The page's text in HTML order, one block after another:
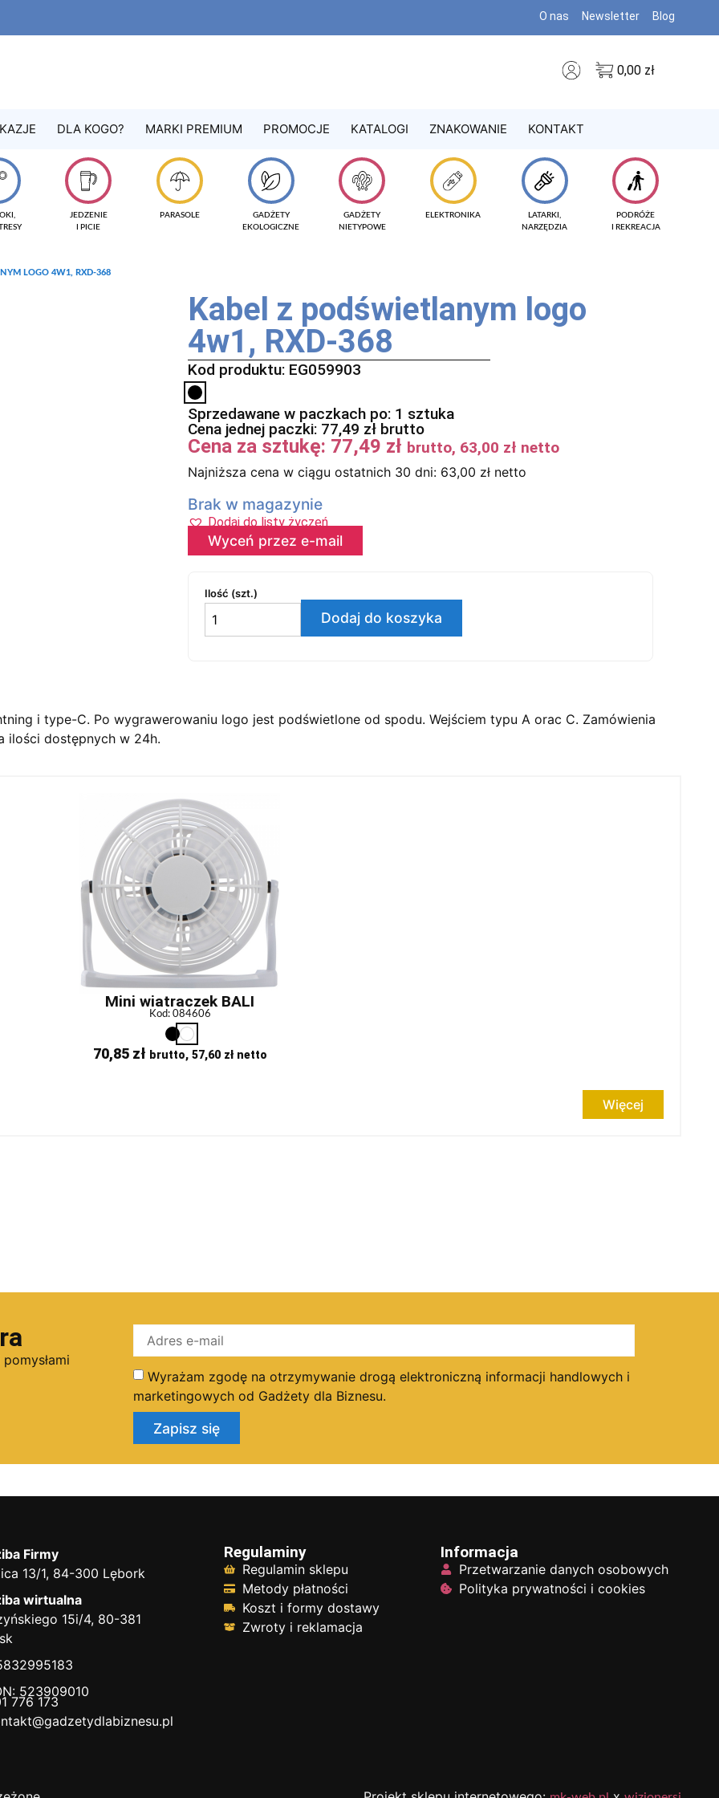
O nas Newsletter Blog
0,00 zł
DLA KOGO? MARKI PREMIUM PROMOCJE KATALOGI ZNAKOWANIE KONTAKT
JEDZENIE
I PICIE
PARASOLE
GADŻETY
EKOLOGICZNE
GADŻETY
NIETYPOWE
ELEKTRONIKA
LATARKI,
NARZĘDZIA
PODRÓŻE
I REKREACJA
LOGO 4W1, RXD-368
Kabel z podświetlanym logo
4w1, RXD-368
Kod produktu: EG059903
Sprzedawane w paczkach po: 1 sztuka
Cena jednej paczki: 77,49 zł brutto
Cena za sztukę: 77,49 zł brutto, 63,00 zł netto
Najniższa cena w ciągu ostatnich 30 dni: 63,00 zł netto
Brak w magazynie
Dodaj do listy życzeń
Wyceń przez e-mail
Ilość (szt.)
Dodaj do koszyka
i type-C. Po wygrawerowaniu logo jest podświetlone od spodu. Wejściem typu A orac C. Zamówienia
ilości dostępnych w 24h.
Mini wiatraczek BALI
Kod: 084606
70,85 zł brutto, 57,60 złnetto
Więcej
Wyrażam zgodę na otrzymywanie drogą elektroniczną informacji handlowych i
marketingowych od Gadżety dla Biznesu.
Zapisz się
Firmy
13/1, 84-300 Lębork
wirtualna
15i/4, 80-381
523909010
776 173
Regulaminy
Regulamin sklepu
Metody płatności
Koszt i formy dostawy
Zwroty i reklamacja
Informacja
Przetwarzanie danych osobowych
Polityka prywatności i cookies